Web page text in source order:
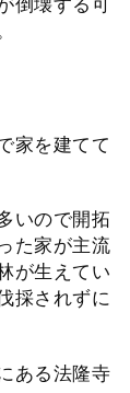
倒壊する可
家を建てて
いので開拓
た家が主流
が生えてい
採されずに
ある法隆寺